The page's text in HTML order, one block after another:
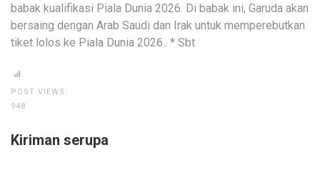
babak kualifikasi Piala Dunia 2026. Di babak ini, Garuda akan
bersaing dengan Arab Saudi dan Irak untuk memperebutkan
tiket lolos ke Piala Dunia 2026.. * Sbt
POST VIEWS:
948
Kiriman serupa